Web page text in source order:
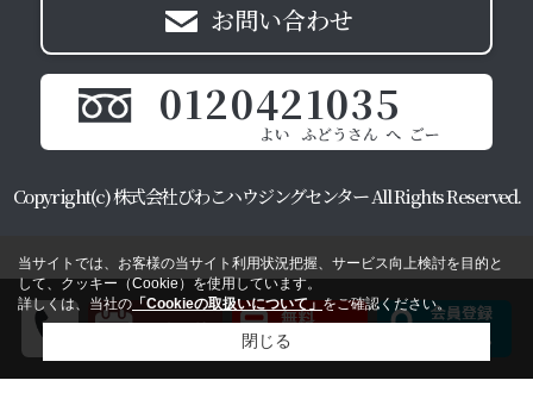
お問い合わせ
0120421035
Copyright(c) 株式会社びわこハウジングセンター All Rights Reserved.
当サイトでは、お客様の当サイト利用状況把握、サービス向上検討を目的と
して、クッキー（Cookie）を使用しています。
詳しくは、当社の 「Cookieの取扱いについて」 をご確認ください。
閉じる